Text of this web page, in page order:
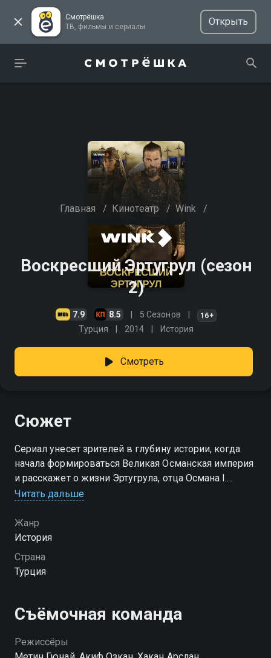
Смотрёшка
ТВ, фильмы и сериалы
Открыть
Главная / Кинотеатр / Wink /
Воскресший Эртугрул (сезон
2)
7.9 8.5 5 Сезонов 16+
Турция 2014 История
Смотреть
Сюжет
Сериал унесет зрителей в глубину истории, когда
начала формироваться Великая Османская империя
и расскажет о жизни Эртугрула, отца Османа I.
Эртугрул был лидером клана тюрок-огузов из рода
(Туркменистана) с 400 всадниками, чтобы помочь
сельджукам Рума против византийцев. Эртугрул по
праву считается отцом Османской империи. Этот
воин благодаря своей храбрости, терпению и
упорству начал великие завоевания, которые
За время своего правления ему удалось завоевать
всю западную часть Малой Азии, а его поколения
правили империей на протяжении шести веков.
Сериал расскажет о великом переселении, о
Читать дальше
Жанр
История
Страна
Турция
Съёмочная команда
Режиссёры